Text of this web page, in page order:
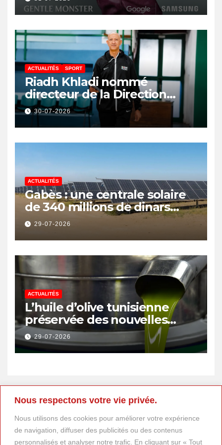
Nous respectons votre vie privée.
Nous utilisons des cookies pour améliorer votre expérience
de navigation, diffuser des publicités ou des contenus
personnalisés et analyser notre trafic. En cliquant sur « Tout
ACTUALITÉS SPORT
Riadh Khladi nommé
directeur de la Direction
Nationale de l’Arbitrage
30-07-2026
ACTUALITÉS
Gabès : une centrale solaire
de 340 millions de dinars
pour renforcer la transition
énergétique et créer 400
emplois
29-07-2026
ACTUALITÉS
L’huile d’olive tunisienne
préservée des nouvelles
surtaxes américaines de
Donald Trump
29-07-2026